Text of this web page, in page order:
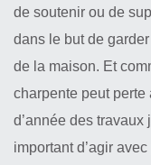
de soutenir ou de
dans le but de
de la maison. Et
charpente peut perte
d’année des travaux
important d’agir